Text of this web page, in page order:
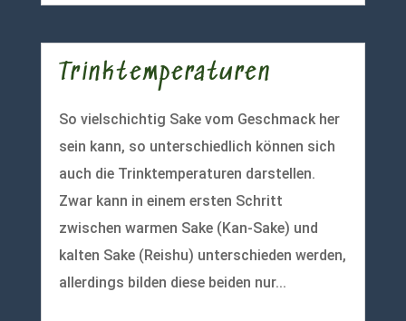
Trinktemperaturen
So vielschichtig Sake vom Geschmack her
sein kann, so unterschiedlich können sich
auch die Trinktemperaturen darstellen.
Zwar kann in einem ersten Schritt
zwischen warmen Sake (Kan-Sake) und
kalten Sake (Reishu) unterschieden werden,
allerdings bilden diese beiden nur...